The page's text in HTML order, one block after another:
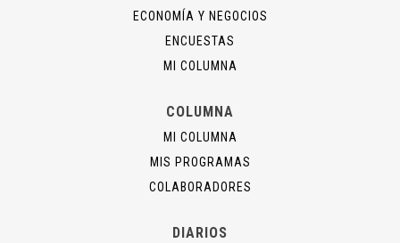
ECONOMÍA Y NEGOCIOS
ENCUESTAS
MI COLUMNA
COLUMNA
MI COLUMNA
MIS PROGRAMAS
COLABORADORES
DIARIOS